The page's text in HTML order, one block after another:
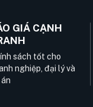
GIÁ CẠNH
sách tốt cho
nghiệp, đại lý và